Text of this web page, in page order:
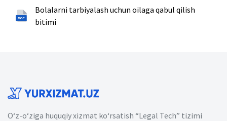
Bolalarni tarbiyalash uchun oilaga qabul qilish
bitimi
O‘z-o‘ziga huquqiy xizmat ko‘rsatish “Legal Tech” tizimi